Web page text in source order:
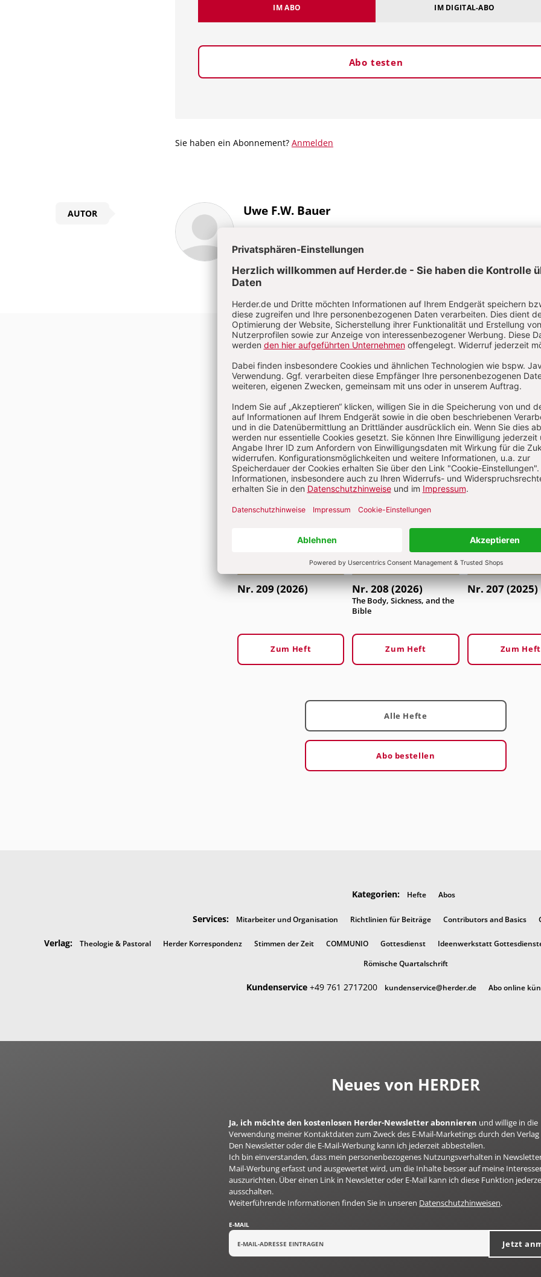
IM ABO IM DIGITAL-ABO
Abo testen
Sie haben ein Abonnement? Anmelden
Überschrift
AUTOR Uwe F.W. Bauer
Aktuelle Hefte
Nr. 209 (2026)
Zum Heft
Nr. 208 (2026)
:
The Body, Sickness, and the
Bible
Zum Heft
Nr. 207 (2025)
Zum Heft
Alle Hefte
Abo bestellen
Kategorien: Hefte Abos
Services: Mitarbeiter und Organisation Richtlinien für Beiträge Contributors and Basics
Verlag: Theologie & Pastoral Herder Korrespondenz Stimmen der Zeit COMMUNIO Gottesdienst Ideenwerkstatt
Römische Quartalschrift
Kundenservice +49 761 2717200 kundenservice@herder.de Abo online
Neues von HERDER
Ja, ich möchte den kostenlosen Herder-Newsletter abonnieren und willige in die
Verwendung meiner Kontaktdaten zum Zweck des E-Mail-Marketings durch den
Den Newsletter oder die E-Mail-Werbung kann ich jederzeit abbestellen.
Ich bin einverstanden, dass mein personenbezogenes Nutzungsverhalten in
Mail-Werbung erfasst und ausgewertet wird, um die Inhalte besser auf meine
auszurichten. Über einen Link in Newsletter oder E-Mail kann ich diese Funktion
ausschalten.
Weiterführende Informationen finden Sie in unseren Datenschutzhinweisen.
E-MAIL
Jetzt